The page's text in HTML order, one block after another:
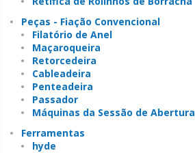
Peças - Fiação Convencional
Filatório de Anel
Maçaroqueira
Retorcedeira
Cableadeira
Penteadeira
Passador
Máquinas da Sessão de Abertura
Ferramentas
hyde